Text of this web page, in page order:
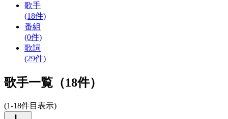
歌手
(18件)
番組
(0件)
歌詞
(29件)
歌手一覧（18件）
(1-18件目表示)